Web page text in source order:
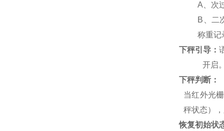
A 、
B 、
称重记
下秤引导：
开启
下秤判断：
当红外光栅
秤状态）
恢复初始状